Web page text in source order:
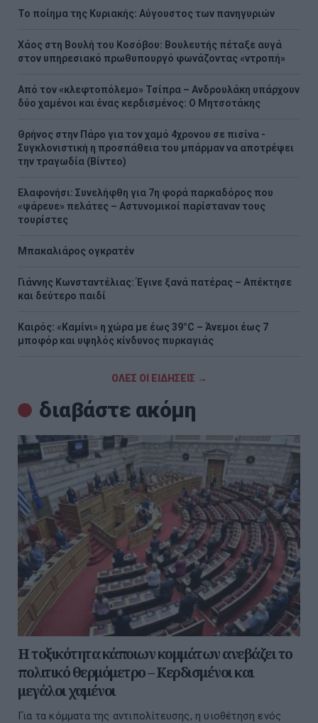
Το ποίημα της Κυριακής: Αύγουστος των πανηγυριών
Χάος στη Βουλή του Κοσόβου: Βουλευτής πέταξε αυγά
στον υπηρεσιακό πρωθυπουργό φωνάζοντας «ντροπή»
Από τον «κλεφτοπόλεμο» Τσίπρα – Ανδρουλάκη υπάρχουν
δύο χαμένοι και ένας κερδισμένος: Ο Μητσοτάκης
Θρήνος στην Πάρο για τον χαμό 4χρονου σε πισίνα -
Συγκλονιστική η προσπάθεια του μπάρμαν να αποτρέψει
την τραγωδία (Βίντεο)
Ελαφονήσι: Συνελήφθη για 7η φορά παρκαδόρος που
«ψάρευε» πελάτες – Αστυνομικοί παρίσταναν τους
τουρίστες
Μπακαλιάρος ογκρατέν
Γιάννης Κωνσταντέλιας: Έγινε ξανά πατέρας – Απέκτησε
και δεύτερο παιδί
Καιρός: «Καμίνι» η χώρα με έως 39°C – Άνεμοι έως 7
μποφόρ και υψηλός κίνδυνος πυρκαγιάς
ΟΛΕΣ ΟΙ ΕΙΔΗΣΕΙΣ →
διαβάστε ακόμη
Η τοξικότητα κάποιων κομμάτων ανεβάζει το
πολιτικό θερμόμετρο – Κερδισμένοι και
μεγάλοι χαμένοι
Για τα κόμματα της αντιπολίτευσης, η υιοθέτηση ενός